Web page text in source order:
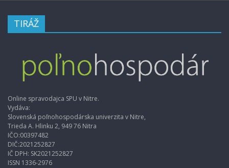
TIRÁŽ
Online spravodajca SPU v Nitre.
Vydáva:
Slovenská poľnohospodárska univerzita v Nitre,
Trieda A. Hlinku 2, 949 76 Nitra
IČO:00397482
DIČ:2021252827
IČ DPH: SK2021252827
ISSN 1336-2976